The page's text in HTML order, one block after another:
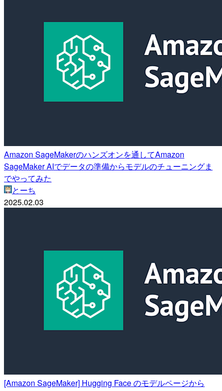
Amazon SageMakerのハンズオンを通してAmazon
SageMaker AIでデータの準備からモデルのチューニングま
でやってみた
とーち
2025.02.03
[Amazon SageMaker] Hugging Face のモデルページから